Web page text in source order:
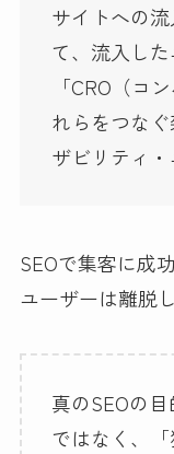
サイトへの
て、流入し
「CRO（コ
れらをつな
ザビリティ・
SEOで集客に成
ユーザーは離脱
真のSEOの
ではなく、